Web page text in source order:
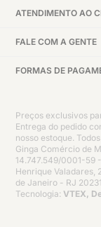
ATENDIMENTO AO
FALE COM A GENTE
FORMAS DE
Preços exclusivos
Entrega do pedido
nosso estoque.
Ginga Comércio de
14.747.549/0001-59
Henrique Valadares,
de Janeiro - RJ
Tecnologia: VTEX,